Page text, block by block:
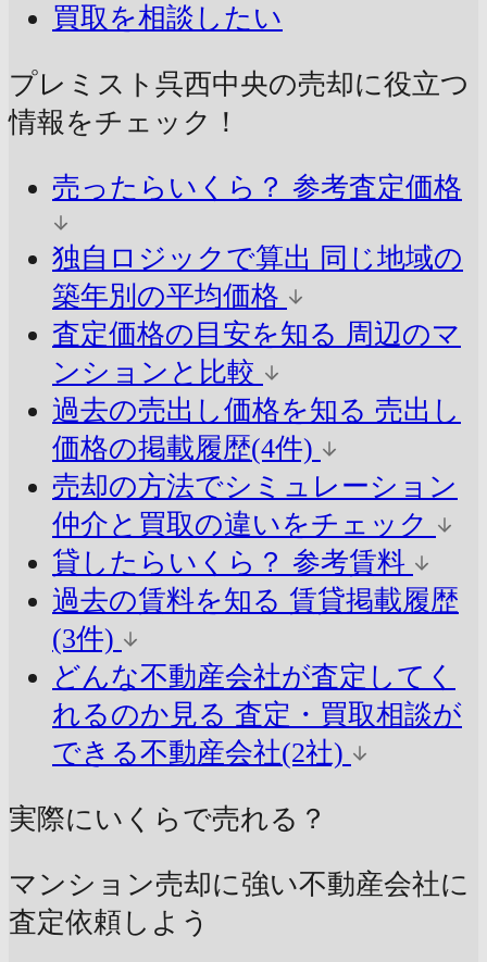
買取を相談したい
プレミスト呉西中央の売却に役立つ
情報をチェック！
売ったらいくら？ 参考査定価格
独自ロジックで算出 同じ地域の
築年別の平均価格
査定価格の目安を知る 周辺のマ
ンションと比較
過去の売出し価格を知る 売出し
価格の掲載履歴(4件)
売却の方法でシミュレーション
仲介と買取の違いをチェック
貸したらいくら？ 参考賃料
過去の賃料を知る 賃貸掲載履歴
(3件)
どんな不動産会社が査定してく
れるのか見る 査定・買取相談が
できる不動産会社(2社)
実際にいくらで売れる？
マンション売却に強い不動産会社に
査定依頼しよう